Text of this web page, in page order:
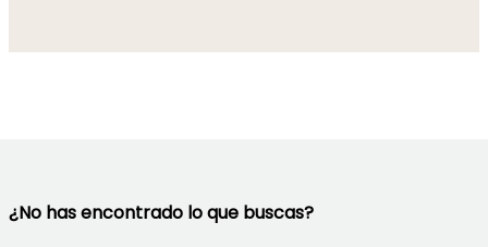
¿No has encontrado lo que buscas?